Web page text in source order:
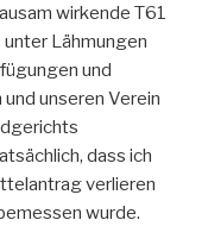
wirkende T61
Lähmungen
und
unseren Verein
dass ich
verlieren
wurde.